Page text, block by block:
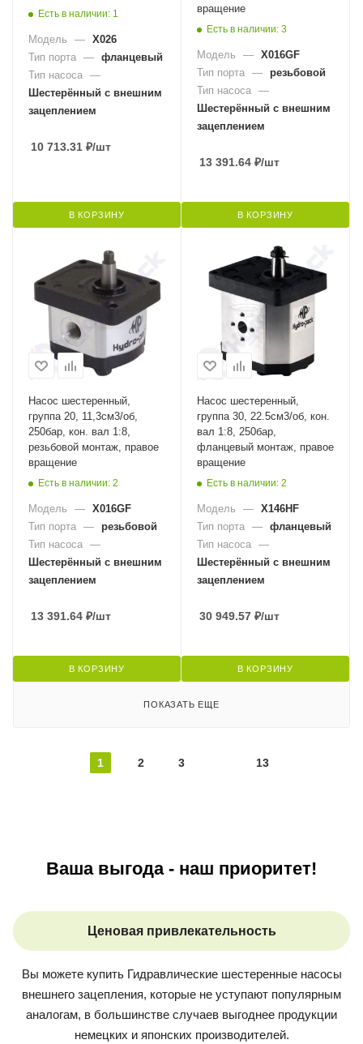
Есть в наличии: 1
Модель — X026
Тип порта — фланцевый
Тип насоса —
Шестерённый с внешним
зацеплением
10 713.31 ₽/шт
В КОРЗИНУ
вращение
Есть в наличии: 3
Модель — X016GF
Тип порта — резьбовой
Тип насоса —
Шестерённый с внешним
зацеплением
13 391.64 ₽/шт
В КОРЗИНУ
Насос шестеренный,
группа 20, 11,3см3/об,
250бар, кон. вал 1:8,
резьбовой монтаж, правое
вращение
Есть в наличии: 2
Модель — X016GF
Тип порта — резьбовой
Тип насоса —
Шестерённый с внешним
зацеплением
13 391.64 ₽/шт
В КОРЗИНУ
Насос шестеренный,
группа 30, 22.5см3/об, кон.
вал 1:8, 250бар,
фланцевый монтаж, правое
вращение
Есть в наличии: 2
Модель — X146HF
Тип порта — фланцевый
Тип насоса —
Шестерённый с внешним
зацеплением
30 949.57 ₽/шт
В КОРЗИНУ
ПОКАЗАТЬ ЕЩЕ
1 2 3 13
Ваша выгода - наш приоритет!
Ценовая привлекательность
Вы можете купить Гидравлические шестеренные насосы
внешнего зацепления, которые не уступают популярным
аналогам, в большинстве случаев выгоднее продукции
немецких и японских производителей.